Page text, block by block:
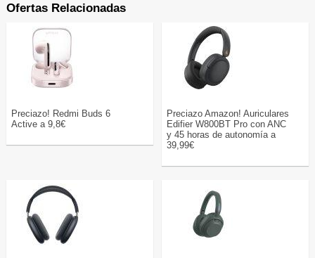
Ofertas Relacionadas
Preciazo! Redmi Buds 6
Active a 9,8€
Preciazo Amazon! Auriculares
Edifier W800BT Pro con ANC
y 45 horas de autonomía a
39,99€